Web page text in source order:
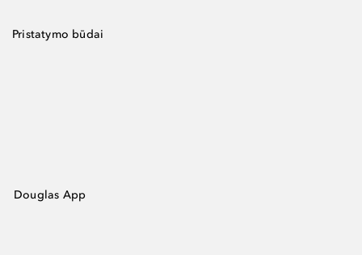
Pristatymo būdai
Douglas App